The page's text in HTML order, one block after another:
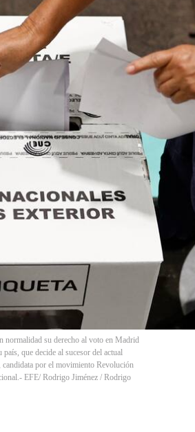
normalidad su derecho al voto en Madrid
que decide al sucesor del actual
por el movimiento Revolución
EFE/ Rodrigo Jiménez / Rodrigo